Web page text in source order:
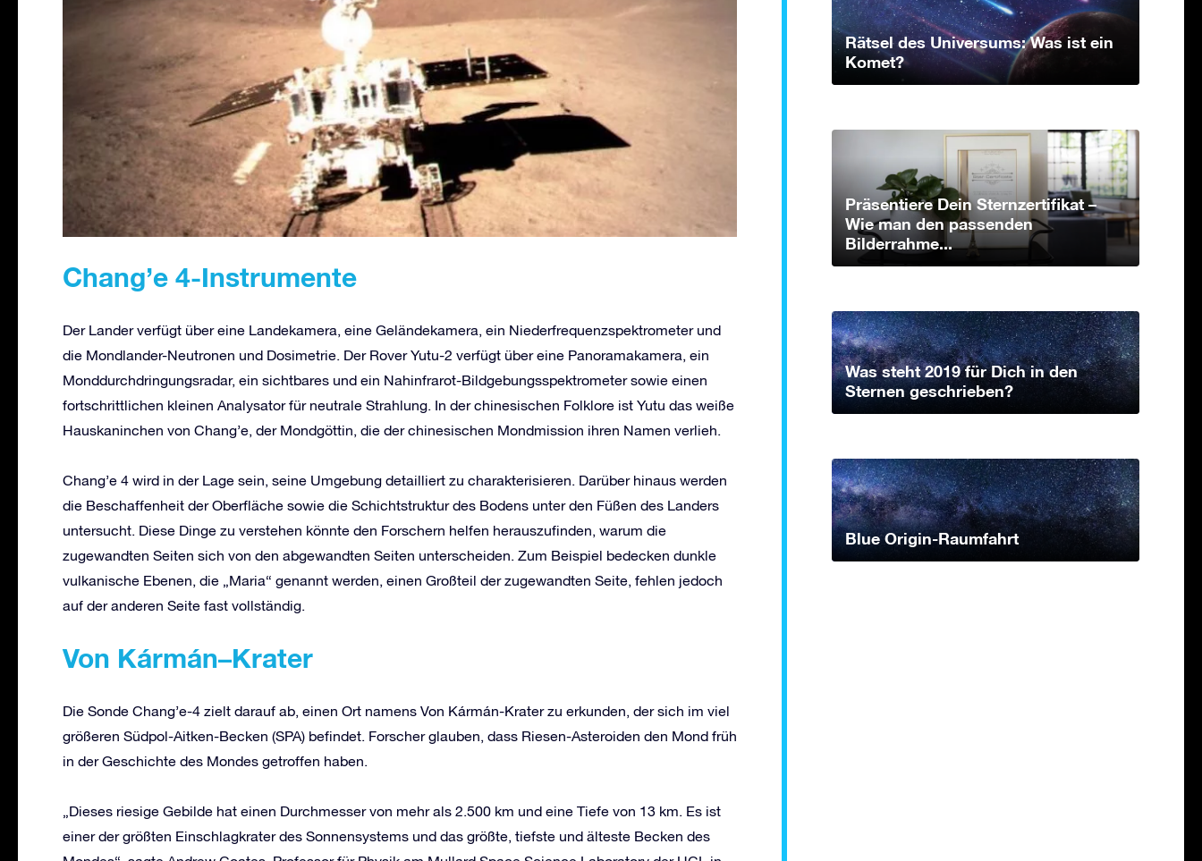
Chang’e 4-Instrumente
Der Lander verfügt über eine Landekamera, eine Geländekamera, ein Niederfrequenzspektrometer und
die Mondlander-Neutronen und Dosimetrie. Der Rover Yutu-2 verfügt über eine Panoramakamera, ein
Monddurchdringungsradar, ein sichtbares und ein Nahinfrarot-Bildgebungsspektrometer sowie einen
fortschrittlichen kleinen Analysator für neutrale Strahlung. In der chinesischen Folklore ist Yutu das weiße
Hauskaninchen von Chang’e, der Mondgöttin, die der chinesischen Mondmission ihren Namen verlieh.
Chang’e 4 wird in der Lage sein, seine Umgebung detailliert zu charakterisieren. Darüber hinaus werden
die Beschaffenheit der Oberfläche sowie die Schichtstruktur des Bodens unter den Füßen des Landers
untersucht. Diese Dinge zu verstehen könnte den Forschern helfen herauszufinden, warum die
zugewandten Seiten sich von den abgewandten Seiten unterscheiden. Zum Beispiel bedecken dunkle
vulkanische Ebenen, die „Maria“ genannt werden, einen Großteil der zugewandten Seite, fehlen jedoch
auf der anderen Seite fast vollständig.
Von Kármán–Krater
Die Sonde Chang’e-4 zielt darauf ab, einen Ort namens Von Kármán-Krater zu erkunden, der sich im viel
größeren Südpol-Aitken-Becken (SPA) befindet. Forscher glauben, dass Riesen-Asteroiden den Mond früh
in der Geschichte des Mondes getroffen haben.
„Dieses riesige Gebilde hat einen Durchmesser von mehr als 2.500 km und eine Tiefe von 13 km. Es ist
einer der größten Einschlagkrater des Sonnensystems und das größte, tiefste und älteste Becken des
Rätsel des Universums: Was ist ein
Komet?
Präsentiere Dein Sternzertifikat –
Wie man den passenden
Bilderrahme...
Was steht 2019 für Dich in den
Sternen geschrieben?
Blue Origin-Raumfahrt